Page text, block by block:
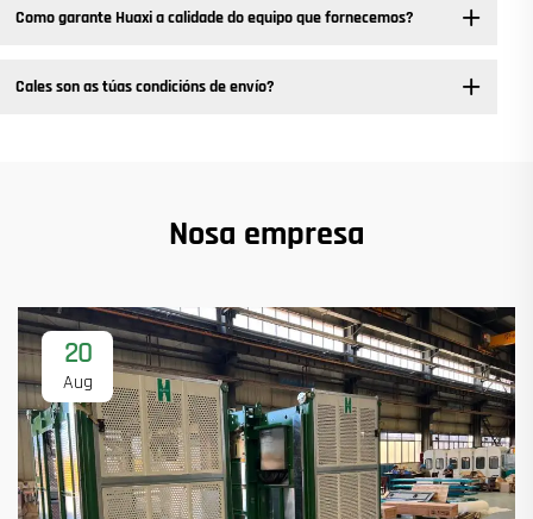
Como garante Huaxi a calidade do equipo que fornecemos?
Cales son as túas condicións de envío?
Nosa empresa
20
Aug